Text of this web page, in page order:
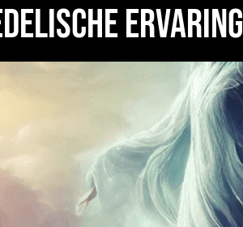
Ervaring